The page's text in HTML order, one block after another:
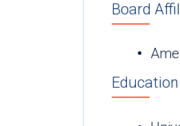
Board
Education